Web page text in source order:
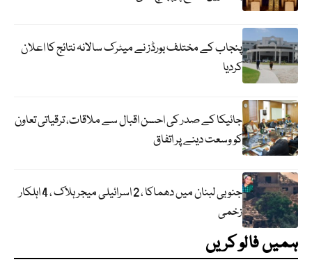
پنجاب کے مختلف بورڈز نے میٹرک سالانہ نتائج کا اعلان
کردیا
جائیکا کے صدر کی احسن اقبال سے ملاقات، ترقیاتی تعاون
کو وسعت دینے پر اتفاق
جنوبی لبنان میں دھماکا ، 2 اسرائیلی میجر ہلاک ، 4 اہلکار
زخمی
ہمیں فالو کریں